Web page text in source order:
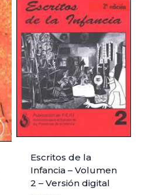
Escritos de la
Infancia – Volumen
2 – Versión digital